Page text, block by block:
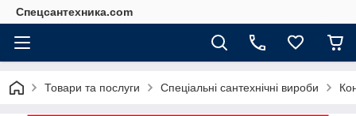
Спецсантехника.com
Товари та послуги Спеціальні сантехнічні вироби